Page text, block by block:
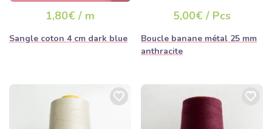
1,80€ / m
Sangle coton 4 cm dark blue
5,00€ / Pcs
Boucle banane métal 25 mm
anthracite